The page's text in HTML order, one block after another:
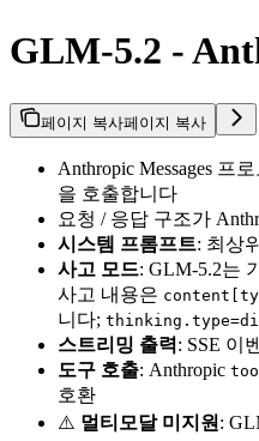
GLM-5.2 -
페이지 복사페이지 복사
Anthropic Messages 프
을 호출합니다
요청 / 응답 구조가
시스템 프롬프트: 최상위
사고 모드: GLM-5.2는
사고 내용은
니다;
스트리밍 출력: SSE 이
도구 호출: Anthropic
호환
⚠️ 멀티모달 미지원 :